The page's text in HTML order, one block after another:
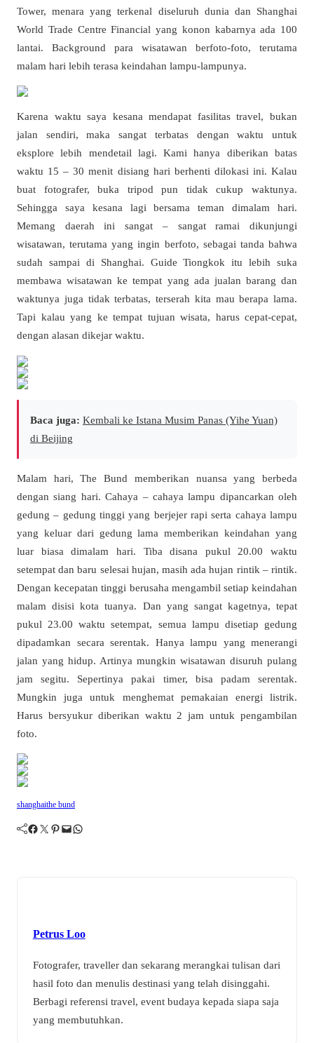
Tower, menara yang terkenal diseluruh dunia dan Shanghai
World Trade Centre Financial yang konon kabarnya ada 100
lantai. Background para wisatawan berfoto-foto, terutama
malam hari lebih terasa keindahan lampu-lampunya.
Karena waktu saya kesana mendapat fasilitas travel, bukan
jalan sendiri, maka sangat terbatas dengan waktu untuk
eksplore lebih mendetail lagi. Kami hanya diberikan batas
waktu 15 – 30 menit disiang hari berhenti dilokasi ini. Kalau
buat fotografer, buka tripod pun tidak cukup waktunya.
Sehingga saya kesana lagi bersama teman dimalam hari.
Memang daerah ini sangat – sangat ramai dikunjungi
wisatawan, terutama yang ingin berfoto, sebagai tanda bahwa
sudah sampai di Shanghai. Guide Tiongkok itu lebih suka
membawa wisatawan ke tempat yang ada jualan barang dan
waktunya juga tidak terbatas, terserah kita mau berapa lama.
Tapi kalau yang ke tempat tujuan wisata, harus cepat-cepat,
dengan alasan dikejar waktu.
Baca juga: Kembali ke Istana Musim Panas (Yihe Yuan)
di Beijing
Malam hari, The Bund memberikan nuansa yang berbeda
dengan siang hari. Cahaya – cahaya lampu dipancarkan oleh
gedung – gedung tinggi yang berjejer rapi serta cahaya lampu
yang keluar dari gedung lama memberikan keindahan yang
luar biasa dimalam hari. Tiba disana pukul 20.00 waktu
setempat dan baru selesai hujan, masih ada hujan rintik – rintik.
Dengan kecepatan tinggi berusaha mengambil setiap keindahan
malam disisi kota tuanya. Dan yang sangat kagetnya, tepat
pukul 23.00 waktu setempat, semua lampu disetiap gedung
dipadamkan secara serentak. Hanya lampu yang menerangi
jalan yang hidup. Artinya mungkin wisatawan disuruh pulang
jam segitu. Sepertinya pakai timer, bisa padam serentak.
Mungkin juga untuk menghemat pemakaian energi listrik.
Harus bersyukur diberikan waktu 2 jam untuk pengambilan
foto.
shanghaithe bund
Facebook Twitter Pinterest Mail WhatsApp
Petrus Loo
Fotografer, traveller dan sekarang merangkai tulisan dari
hasil foto dan menulis destinasi yang telah disinggahi.
Berbagi referensi travel, event budaya kepada siapa saja
yang membutuhkan.